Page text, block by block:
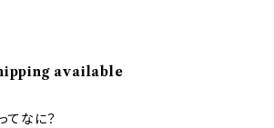
available
てなに？